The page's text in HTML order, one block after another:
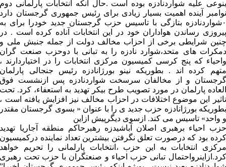
بنوعی علیه شواردنادزه بوده است .حال آنکه انتخابات پارلمانی دوم
نوامبر آینده اهمیت بسیار زیادی برای رئیس جمهوری گرجستان دارد
۰شواردنادزه بتازگی با تاسیس حزب گرجستان جدید خودرا برای به
پیروزی رساندن هواداران خود در این انتخابات آناده کرده است . در
چنین شرایطی برخی از احزاب مخالف دولت از جمله جنبش ملی و
دمکرات های متحد،شوارد نادزه را به تبانی با دوحزب صنعت گران
واحیاء که پنج کرسی کمیسیون مرکزی انتخابات را در اختیاردارند ،
متهم کرده اند . بطوریکه نینو بورژانادزه رئیس جنجالی پارلمان
گرجستان و از مخالفان سرسخت شواردنادزه پس ازنشست فوق
العاده پارلمان در مورد تصویب طرح بیکر تهدید به استعفاء، کرد. تحت
تاثیر این موضوع اختلافات در احزاب مخالف نیز افزایش یافته است ،
بطوریکه بورژانادزه حزب جدید ی را با عنوان « بسوی گرجستان مقتدر
و واحد» تاسیس می کند. ازسوی دیگرپیش ازاین
حزب احیاء برهبری اصلان آباشیدزه رهبرحاکم منطقه آجاریا تهدید
کرده بود که درصورت تعلق نگرفتن بیشترین تعداد نماینده درکمیسیون
مرکزی انتخابات به این حزب ،انتخابات پارلمانی را تحریم خواهد
کرد.ازاینرواحتمال تبانی حزب احیاء و صنعتگران با حزب تحت رهبری